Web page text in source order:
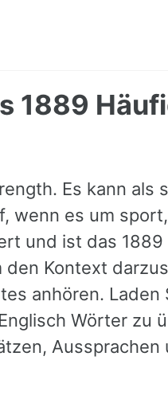
1889
Es kann als
wenn es um
und ist das 1889
Kontext
anhören. Laden
Wörter zu
Aussprachen